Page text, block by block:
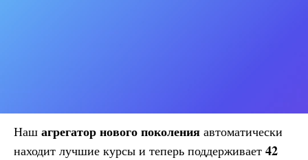
Наш агрегатор нового поколения автоматически
находит лучшие курсы и теперь поддерживает 42